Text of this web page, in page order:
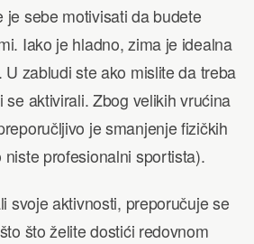
je sebe motivisati da budete
Iako je hladno, zima je idealna
zabludi ste ako mislite da treba
se aktivirali. Zbog velikih vrućina
je smanjenje fizičkih
profesionalni sportista).
svoje aktivnosti, preporučuje se
što želite dostići redovnom